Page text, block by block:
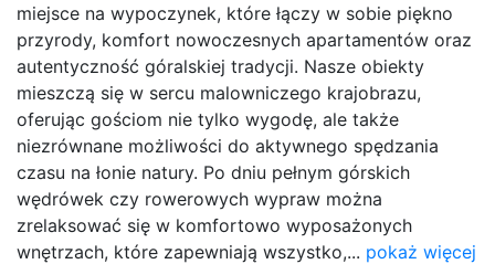
miejsce na wypoczynek, które łączy w sobie piękno
przyrody, komfort nowoczesnych apartamentów oraz
autentyczność góralskiej tradycji. Nasze obiekty
mieszczą się w sercu malowniczego krajobrazu,
oferując gościom nie tylko wygodę, ale także
niezrównane możliwości do aktywnego spędzania
czasu na łonie natury. Po dniu pełnym górskich
wędrówek czy rowerowych wypraw można
zrelaksować się w komfortowo wyposażonych
wnętrzach, które zapewniają wszystko,... pokaż więcej